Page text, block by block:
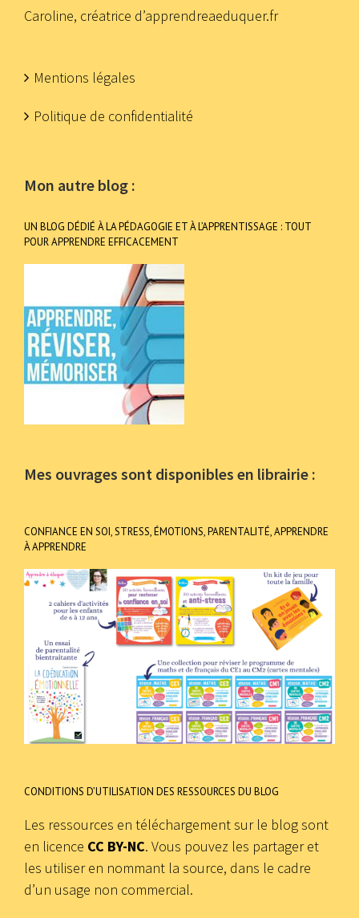
Caroline, créatrice d’apprendreaeduquer.fr
Mentions légales
Politique de confidentialité
Mon autre blog :
UN BLOG DÉDIÉ À LA PÉDAGOGIE ET À L’APPRENTISSAGE : TOUT
POUR APPRENDRE EFFICACEMENT
Mes ouvrages sont disponibles en librairie :
CONFIANCE EN SOI, STRESS, ÉMOTIONS, PARENTALITÉ, APPRENDRE
À APPRENDRE
CONDITIONS D’UTILISATION DES RESSOURCES DU BLOG
Les ressources en téléchargement sur le blog sont
en licence CC BY-NC. Vous pouvez les partager et
les utiliser en nommant la source, dans le cadre
d’un usage non commercial.